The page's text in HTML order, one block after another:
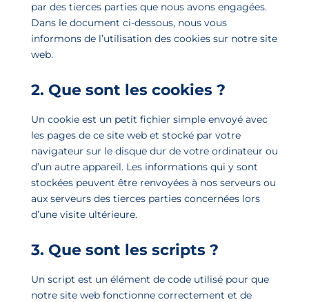
par des tierces parties que nous avons engagées.
Dans le document ci-dessous, nous vous
informons de l’utilisation des cookies sur notre site
web.
2. Que sont les cookies ?
Un cookie est un petit fichier simple envoyé avec
les pages de ce site web et stocké par votre
navigateur sur le disque dur de votre ordinateur ou
d’un autre appareil. Les informations qui y sont
stockées peuvent être renvoyées à nos serveurs ou
aux serveurs des tierces parties concernées lors
d’une visite ultérieure.
3. Que sont les scripts ?
Un script est un élément de code utilisé pour que
notre site web fonctionne correctement et de